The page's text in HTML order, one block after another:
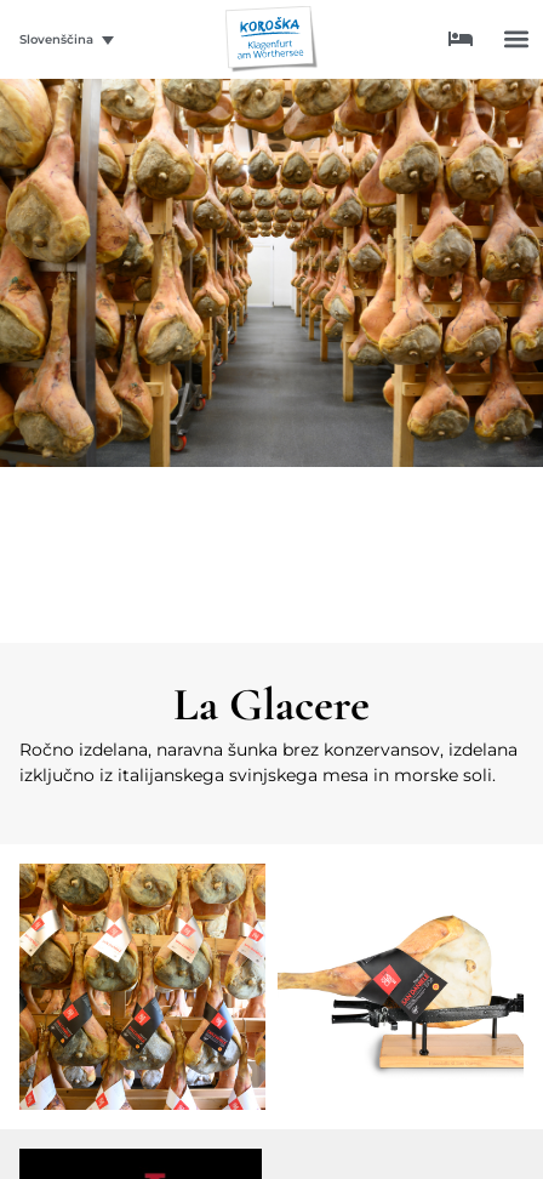
Slovenščina
La Glacere
Ročno izdelana, naravna šunka brez konzervansov, izdelana
izključno iz italijanskega svinjskega mesa in morske soli.